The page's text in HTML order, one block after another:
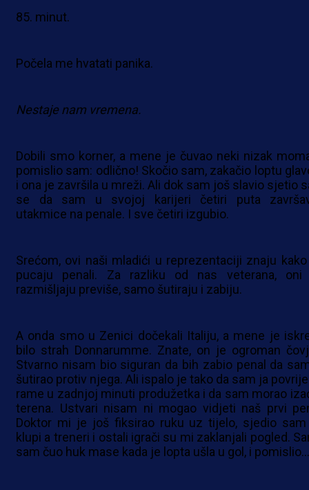
85. minut.
Počela me hvatati panika.
Nestaje nam vremena.
Dobili smo korner, a mene je čuvao neki nizak
pomislio sam: odlično! Skočio sam, zakačio loptu
i ona je završila u mreži. Ali dok sam još slavio sjetio
se da sam u svojoj karijeri četiri puta
utakmice na penale. I sve četiri izgubio.
Srećom, ovi naši mladići u reprezentaciji znaju
pucaju penali. Za razliku od nas veterana, oni
razmišljaju previše, samo šutiraju i zabiju.
A onda smo u Zenici dočekali Italiju, a mene je
bilo strah Donnarumme. Znate, on je ogroman
Stvarno nisam bio siguran da bih zabio penal da
šutirao protiv njega. Ali ispalo je tako da sam ja
rame u zadnjoj minuti produžetka i da sam morao
terena. Ustvari nisam ni mogao vidjeti naš prvi
Doktor mi je još fiksirao ruku uz tijelo, sjedio sam
klupi a treneri i ostali igrači su mi zaklanjali pogled.
sam čuo huk mase kada je lopta ušla u gol, i pomislio…